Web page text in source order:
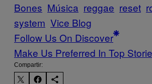
Bones Música reggae reset
system Vice Blog
Follow Us On Discover
Make Us Preferred In Top
Compartir: